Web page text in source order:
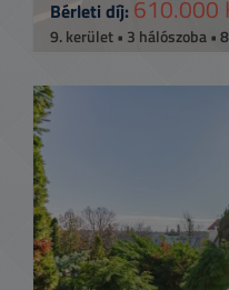
Bérleti díj: 610.000
9. kerület • 3 hálószoba •